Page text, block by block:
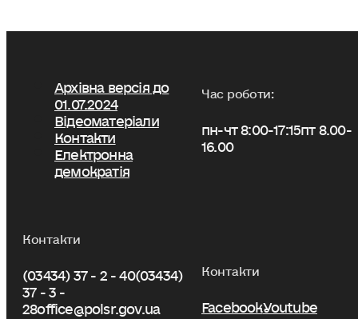
Архівна версія до
01.07.2024
Відеоматеріали
Контакти
Електронна
демократія
Час роботи:
пн-чт 8:00-17:15пт 8.00-
16.00
Контакти
(03434) 37 - 2 - 40(03434)
37 - 3 -
28office@polsr.gov.ua
Контакти
FacebookYoutube